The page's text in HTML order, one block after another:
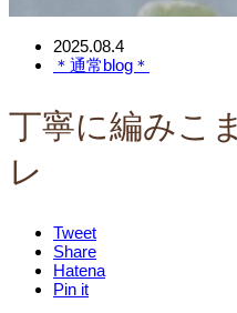
2025.08.4
＊通常blog＊
丁寧に編みこ
レ
Tweet
Share
Hatena
Pin it